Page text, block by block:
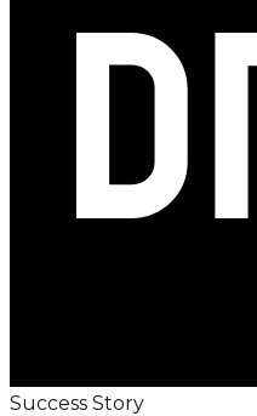
Success Story